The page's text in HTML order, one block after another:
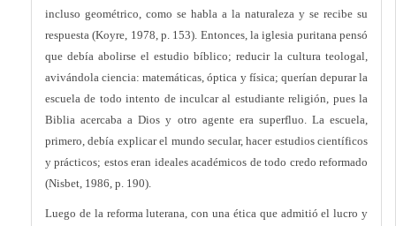
incluso geométrico, como se habla a la naturaleza y se recibe su
respuesta (Koyre, 1978, p. 153). Entonces, la iglesia puritana pensó
que debía abolirse el estudio bíblico; reducir la cultura teologal,
avivándola ciencia: matemáticas, óptica y física; querían depurar la
escuela de todo intento de inculcar al estudiante religión, pues la
Biblia acercaba a Dios y otro agente era superfluo. La escuela,
primero, debía explicar el mundo secular, hacer estudios científicos
y prácticos; estos eran ideales académicos de todo credo reformado
(Nisbet, 1986, p. 190).
Luego de la reforma luterana, con una ética que admitió el lucro y